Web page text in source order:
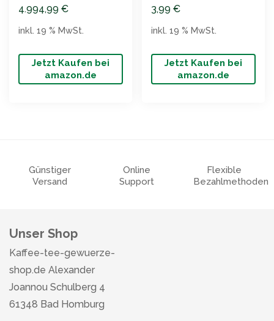
Garten
4.994,99 €
Jetzt Kaufen bei
amazon.de
inkl. 19 % MwSt.
3,99 €
Jetzt Kaufen bei
amazon.de
inkl. 19 % MwSt.
Günstiger
Versand
Online
Support
Flexible
Bezahlmethoden
Unser Shop
Kaffee-tee-gewuerze-
shop.de Alexander
Joannou Schulberg 4
61348 Bad Homburg